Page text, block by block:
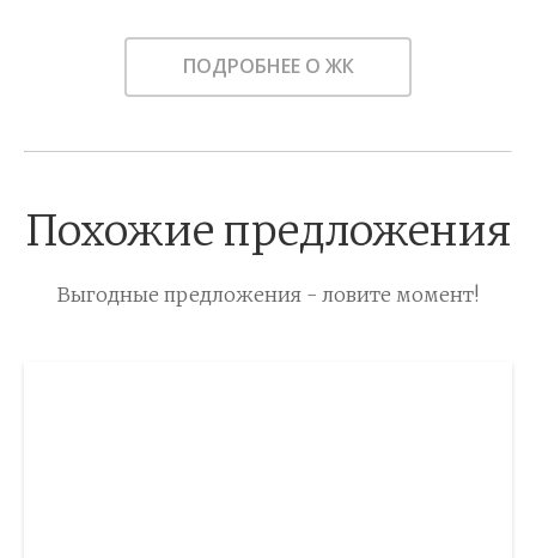
ПОДРОБНЕЕ О ЖК
Похожие предложения
Выгодные предложения - ловите момент!